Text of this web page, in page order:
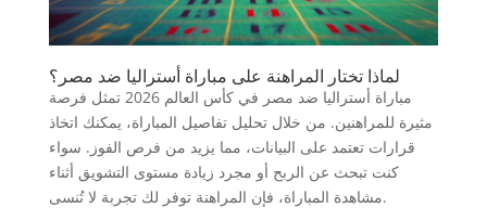
لماذا تختار المراهنة على مباراة أستراليا ضد مصر؟
مباراة أستراليا ضد مصر في كأس العالم 2026 تمثل فرصة
مثيرة للمراهنين. من خلال تحليل تفاصيل المباراة، يمكنك اتخاذ
قرارات تعتمد على البيانات، مما يزيد من فرص الفوز. سواء
كنت تبحث عن الربح أو مجرد زيادة مستوى التشويق أثناء
مشاهدة المباراة، فإن المراهنة توفر لك تجربة لا تُنسى.